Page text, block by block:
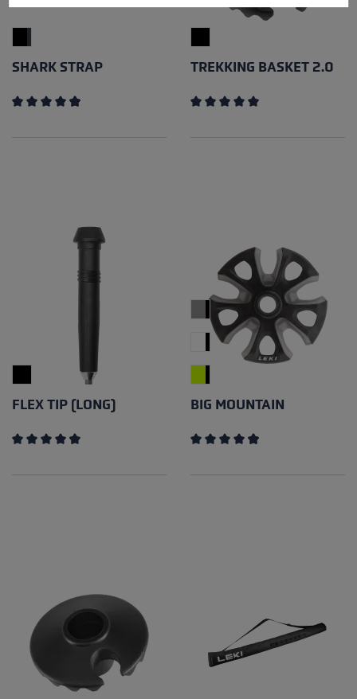
SHARK STRAP TREKKING BASKET 2.0
FLEX TIP (LONG) BIG MOUNTAIN